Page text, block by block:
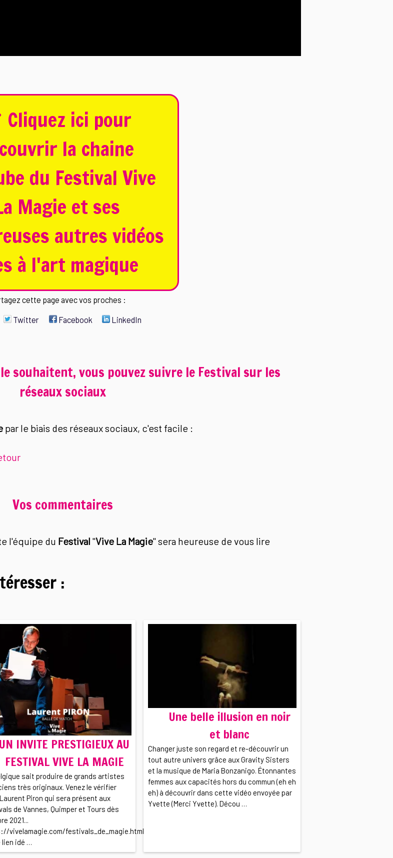
Cliquez ici pour
la chaine
du Festival Vive
Magie et ses
autres vidéos
à l'art magique
cette page avec vos proches :
Twitter Facebook LinkedIn
souhaitent, vous pouvez suivre le Festival sur les
réseaux sociaux
par le biais des réseaux sociaux, c'est facile :
Vos commentaires
l'équipe du Festival "Vive La Magie" sera heureuse de vous lire
:
UN INVITE PRESTIGIEUX AU
FESTIVAL VIVE LA MAGIE
sait produire de grands artistes
très originaux. Venez le vérifier
Piron qui sera présent aux
de Vannes, Quimper et Tours dès
2021...
vivelamagie.com/festivals_de_magie.html
lien idé …
Une belle illusion en noir
et blanc
Changer juste son regard et re-découvrir un
tout autre univers grâce aux Gravity Sisters
et la musique de Maria Bonzanigo. Étonnantes
femmes aux capacités hors du commun (eh eh
eh) à découvrir dans cette vidéo envoyée par
Yvette (Merci Yvette). Décou …